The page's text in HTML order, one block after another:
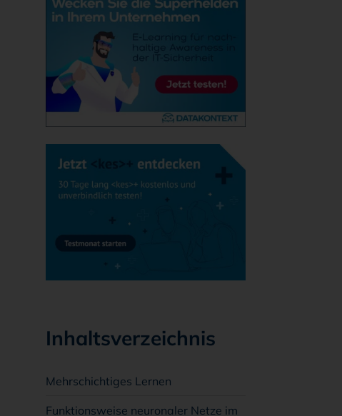
Inhaltsverzeichnis
Mehrschichtiges Lernen
Funktionsweise neuronaler Netze im